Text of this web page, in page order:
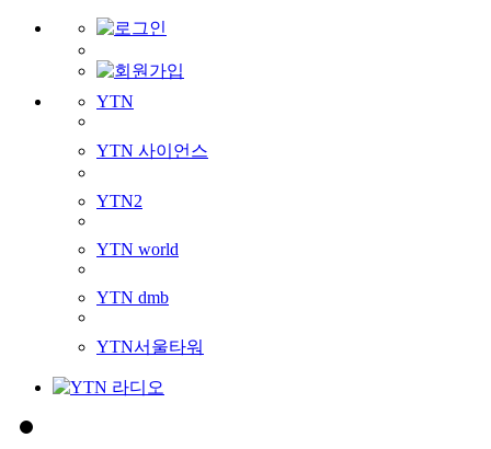
YTN
YTN 사이언스
YTN2
YTN world
YTN dmb
YTN서울타워